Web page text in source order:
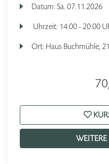
Datum:Sa. 07.11.2026
Uhrzeit: 14:00 - 20:00
Ort: Haus Buchmühle,
WEITERE